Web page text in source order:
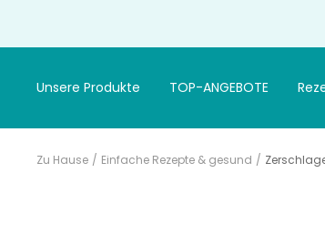
Unsere Produkte TOP-ANGEBOTE
Zu Hause Einfache Rezepte & gesund